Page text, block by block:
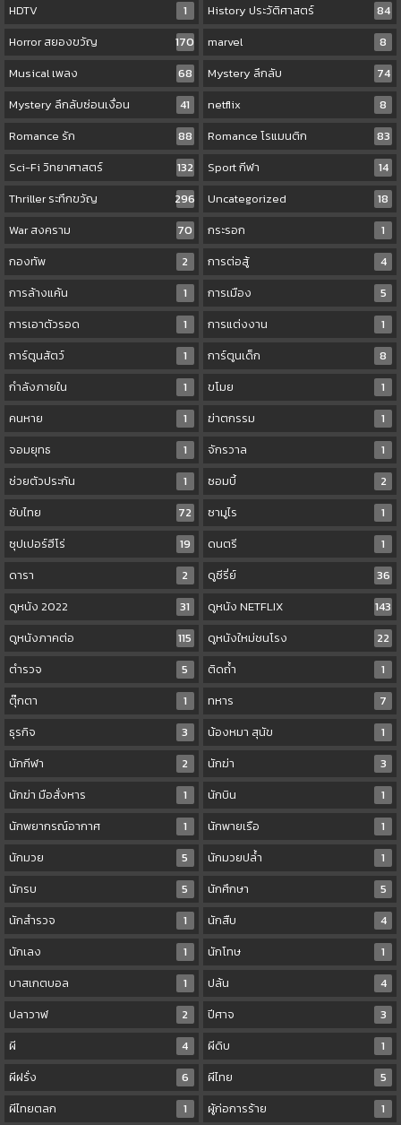
HDTV
1 History ประวัติศาสตร์
84
Horror สยองขวัญ
170 marvel
8
Musical เพลง
68 Mystery ลึกลับ
74
Mystery ลึกลับซ่อนเงื่อน
41 netflix
8
Romance รัก
88 Romance โรแมนติก
83
Sci-Fi วิทยาศาสตร์
132 Sport กีฬา
14
Thriller ระทึกขวัญ
296 Uncategorized
18
War สงคราม
70 กระรอก
1
กองทัพ
2 การต่อสู้
4
การล้างแค้น
1 การเมือง
5
การเอาตัวรอด
1 การแต่งงาน
1
การ์ตูนสัตว์
1 การ์ตูนเด็ก
8
กำลังภายใน
1 ขโมย
1
คนหาย
1 ฆ่าตกรรม
1
จอมยุทธ
1 จักรวาล
1
ช่วยตัวประกัน
1 ซอมบี้
2
ซับไทย
72 ซามูไร
1
ซุปเปอร์ฮีโร่
19 ดนตรี
1
ดารา
2 ดูซีรี่ย์
36
ดูหนัง 2022
31 ดูหนัง NETFLIX
143
ดูหนังภาคต่อ
115 ดูหนังใหม่ชนโรง
22
ตำรวจ
5 ติดถ้ำ
1
ตุ๊กตา
1 ทหาร
7
ธุรกิจ
3 น้องหมา สุนัข
1
นักกีฬา
2 นักฆ่า
3
นักฆ่า มือสั่งหาร
1 นักบิน
1
นักพยากรณ์อากาศ
1 นักพายเรือ
1
นักมวย
5 นักมวยปล้ำ
1
นักรบ
5 นักศึกษา
5
นักสำรวจ
1 นักสืบ
4
นักเลง
1 นักโทษ
1
บาสเกตบอล
1 ปล้น
4
ปลาวาฬ
2 ปีศาจ
3
ผี
4 ผีดิบ
1
ผีฝรั่ง
6 ผีไทย
5
ผีไทยตลก
1 ผู้ก่อการร้าย
1